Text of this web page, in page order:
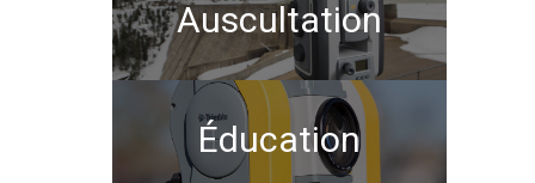
Auscultation
Éducation